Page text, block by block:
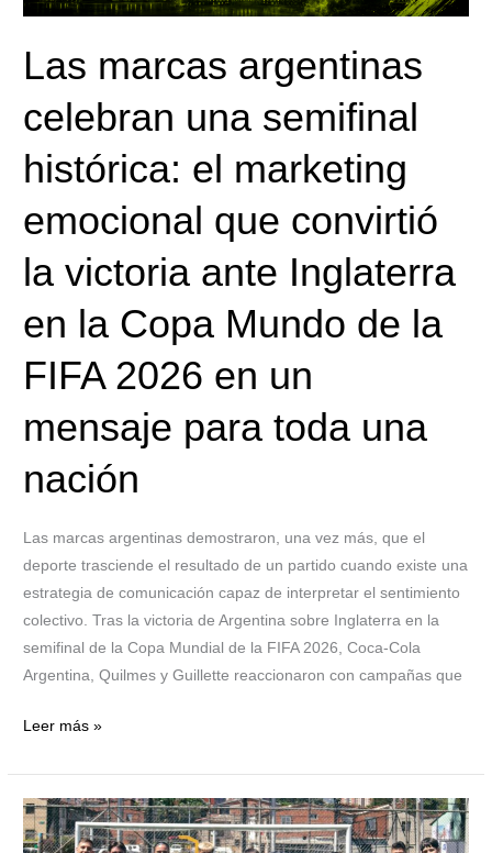
Las marcas argentinas
celebran una semifinal
histórica: el marketing
emocional que convirtió
la victoria ante Inglaterra
en la Copa Mundo de la
FIFA 2026 en un
mensaje para toda una
nación
Las marcas argentinas demostraron, una vez más, que el
deporte trasciende el resultado de un partido cuando existe una
estrategia de comunicación capaz de interpretar el sentimiento
colectivo. Tras la victoria de Argentina sobre Inglaterra en la
semifinal de la Copa Mundial de la FIFA 2026, Coca-Cola
Argentina, Quilmes y Guillette reaccionaron con campañas que
victoria
ante
Inglaterra
en
la
Mundo
la
2026
un
una
Leer más »
Festival
Forza